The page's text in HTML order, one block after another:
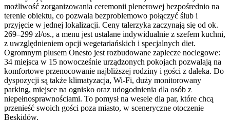
możliwość zorganizowania ceremonii plenerowej bezpośrednio na
terenie obiektu, co pozwala bezproblemowo połączyć ślub i
przyjęcie w jednej lokalizacji. Ceny talerzyka zaczynają się od ok.
269–299 zł/os., a menu jest ustalane indywidualnie z szefem kuchni,
z uwzględnieniem opcji wegetariańskich i specjalnych diet.
Ogromnym plusem Onesto jest rozbudowane zaplecze noclegowe:
34 miejsca w 15 nowocześnie urządzonych pokojach pozwalają na
komfortowe przenocowanie najbliższej rodziny i gości z daleka. Do
dyspozycji są także klimatyzacja, Wi-Fi, duży monitorowany
parking, miejsce na ognisko oraz udogodnienia dla osób z
niepełnosprawnościami. To pomysł na wesele dla par, które chcą
przenieść swoich gości poza miasto, w sceneryczne otoczenie
Beskidów.